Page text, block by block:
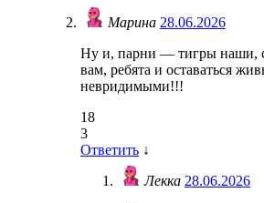
Марина 28.06.2026
Ну и, парни — тигры наши,
вам, ребята и оставаться
невридимыми!!!
18
3
Ответить ↓
Лекка 28.06.2026